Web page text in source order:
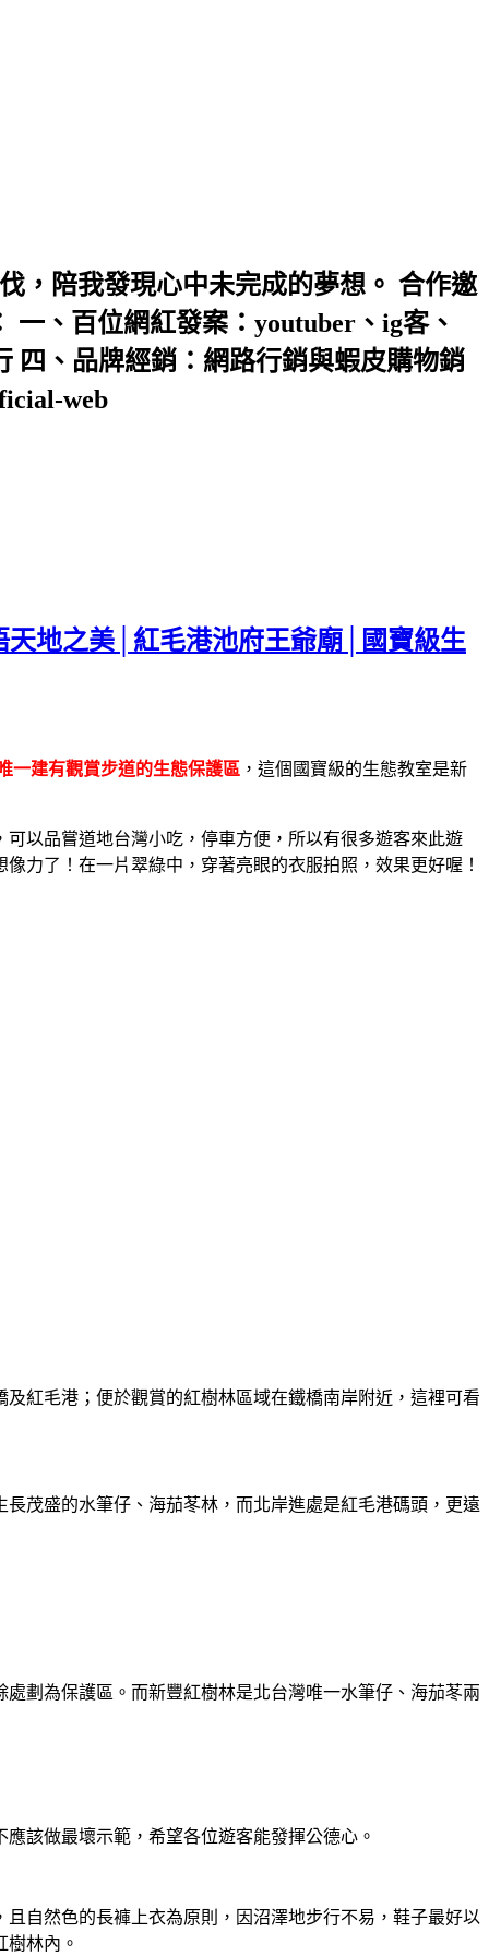
，陪我發現心中未完成的夢想。 合作邀
一、百位網紅發案：youtuber、ig客、
四、品牌經銷：網路行銷與蝦皮購物銷
web
地之美│紅毛港池府王爺廟│國寶級生
一建有觀賞步道的生態保護區 ，這個國寶級的生態教室是新
可以品嘗道地台灣小吃，停車方便，所以有很多遊客來此遊
力了！在一片翠綠中，穿著亮眼的衣服拍照，效果更好喔！
紅毛港；便於觀賞的紅樹林區域在鐵橋南岸附近，這裡可看
茂盛的水筆仔、海茄苳林，而北岸進處是紅毛港碼頭，更遠
劃為保護區。而新豐紅樹林是北台灣唯一水筆仔、海茄苳兩
應該做最壞示範，希望各位遊客能發揮公德心。
自然色的長褲上衣為原則，因沼澤地步行不易，鞋子最好以
林內。